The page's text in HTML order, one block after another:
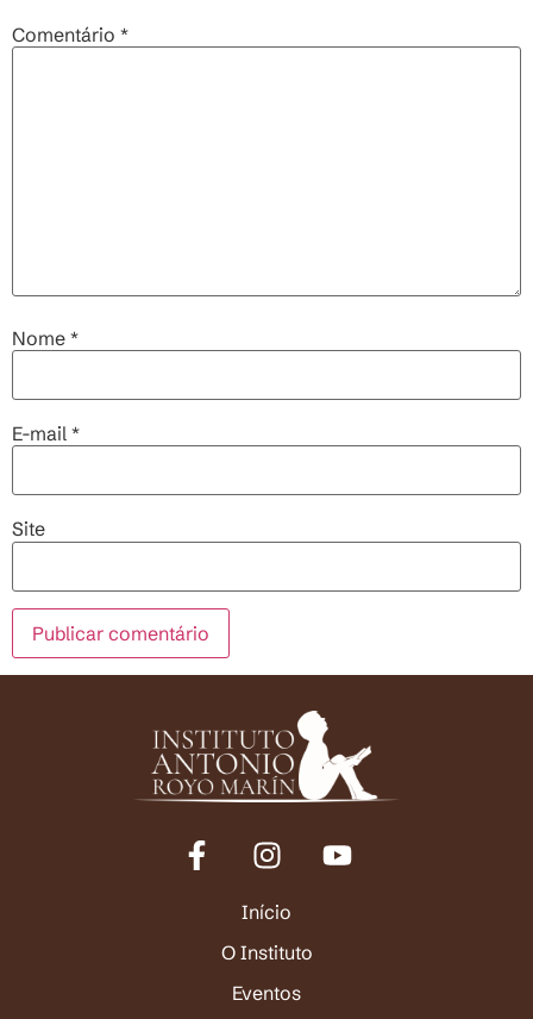
Comentário *
Nome *
E-mail *
Site
Início
O Instituto
Eventos